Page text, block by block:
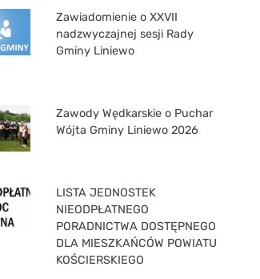
Zawiadomienie o XXVII
nadzwyczajnej sesji Rady
Gminy Liniewo
Zawody Wędkarskie o Puchar
Wójta Gminy Liniewo 2026
LISTA JEDNOSTEK
NIEODPŁATNEGO
PORADNICTWA DOSTĘPNEGO
DLA MIESZKAŃCÓW POWIATU
KOŚCIERSKIEGO